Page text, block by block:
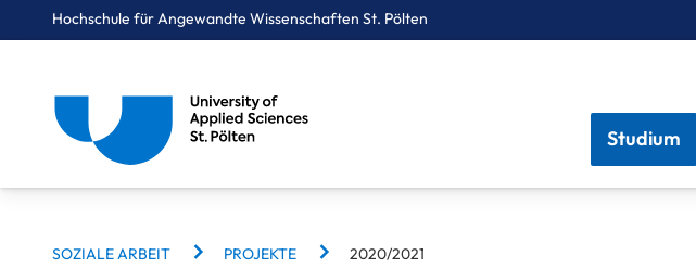
Hochschule für Angewandte Wissenschaften St. Pölten
Studium
You are here:BREADCRUMBS
SOZIALE ARBEIT PROJEKTE 2020/2021